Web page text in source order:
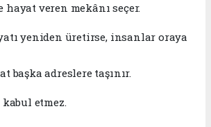
veren mekânı seçer.
yeniden üretirse, insanlar oraya
başka adreslere taşınır.
etmez.